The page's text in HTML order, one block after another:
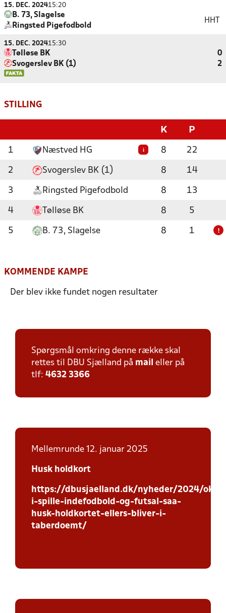
15. DEC. 202415:20
B. 73, Slagelse
Ringsted Pigefodbold
HHT
15. DEC. 202415:30
Tølløse BK
0
Svogerslev BK (1)
2
STILLING
K P
1 Næstved HG i 8 22
2 Svogerslev BK (1) 8 14
3 Ringsted Pigefodbold 8 13
4 Tølløse BK 8 5
5 B. 73, Slagelse 8 1 !
KOMMENDE KAMPE
Der blev ikke fundet nogen resultater
Spørgsmål omkring denne række skal
rettes til DBU Sjælland på mail eller på
tlf: 4632 3366
Mellemrunde 12. januar 2025
Husk holdkort
https://dbusjaelland.dk/nyheder/2024/
i-spille-indefodbold-og-futsal-saa-
husk-holdkortet-ellers-bliver-i-
taberdoemt/